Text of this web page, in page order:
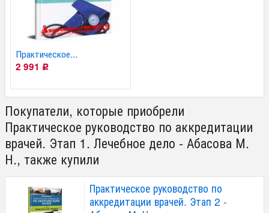
Практическое...
2 991
Р
Покупатели, которые приобрели
Практическое руководство по аккредитации
врачей. Этап 1. Лечебное дело - Абасова М.
Н., также купили
Практическое руководство по
аккредитации врачей. Этап 2 -